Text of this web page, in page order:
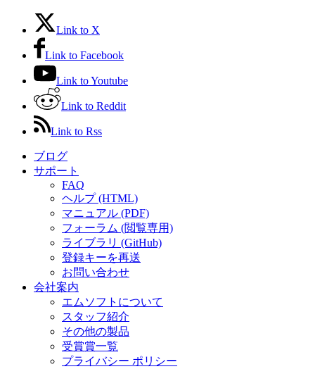
Link to X
Link to Facebook
Link to Youtube
Link to Reddit
Link to Rss
ブログ
サポート
FAQ
ヘルプ (HTML)
マニュアル (PDF)
フォーラム (閲覧専用)
ライブラリ (GitHub)
登録キーを再送
お問い合わせ
会社案内
エムソフトについて
スタッフ紹介
その他の製品
受賞賞一覧
プライバシー ポリシー